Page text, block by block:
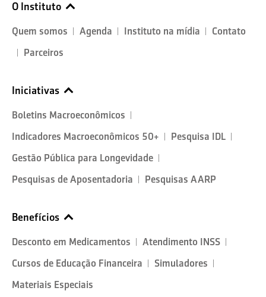
O Instituto
Quem somos Agenda Instituto na mídia
Contato
Parceiros
Iniciativas
Boletins Macroeconômicos
Indicadores Macroeconômicos 50+
Pesquisa IDL
Gestão Pública para Longevidade
Pesquisas de Aposentadoria
Pesquisas AARP
Benefícios
Desconto em Medicamentos
Atendimento INSS
Cursos de Educação Financeira
Simuladores
Materiais Especiais